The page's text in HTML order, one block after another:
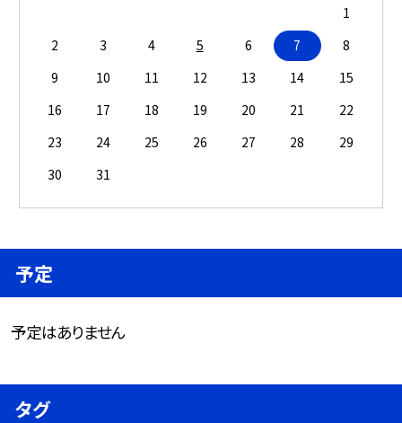
1
2
3 4 5 6 7
8
9
10 11 12 13 14
15
16
17 18 19 20 21
22
23
24 25 26 27 28
29
30
31
予定
予定はありません
タグ